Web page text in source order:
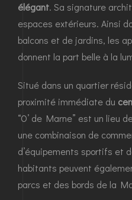
élégant. Sa signature
espaces extérieurs. Ainsi
balcons et de jardins, les
donnent la part belle à la
Situé dans un quartier
proximité immédiate du
“O’ de Marne” est un lieu
une combinaison de
d’équipements sportifs et
habitants peuvent
parcs et des bords de la